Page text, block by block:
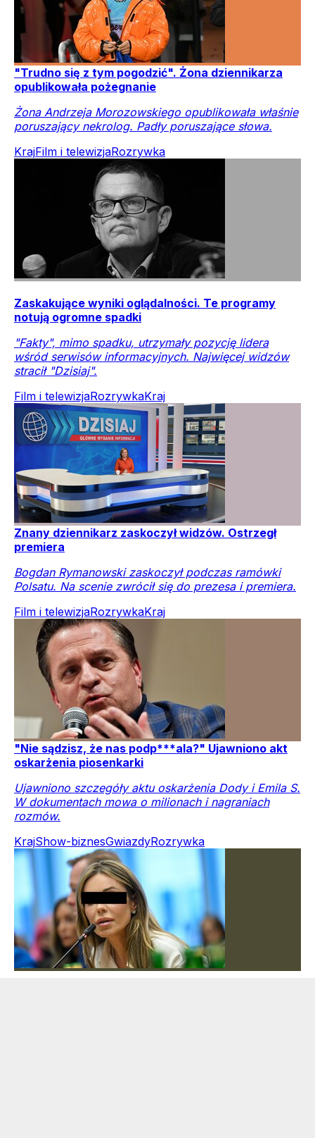
"Trudno się z tym pogodzić". Żona dziennikarza
opublikowała pożegnanie
Żona Andrzeja Morozowskiego opublikowała właśnie
poruszający nekrolog. Padły poruszające słowa.
KrajFilm i telewizjaRozrywka
Zaskakujące wyniki oglądalności. Te programy
notują ogromne spadki
"Fakty", mimo spadku, utrzymały pozycję lidera
wśród serwisów informacyjnych. Najwięcej widzów
stracił "Dzisiaj".
Film i telewizjaRozrywkaKraj
Znany dziennikarz zaskoczył widzów. Ostrzegł
premiera
Bogdan Rymanowski zaskoczył podczas ramówki
Polsatu. Na scenie zwrócił się do prezesa i premiera.
Film i telewizjaRozrywkaKraj
"Nie sądzisz, że nas podp***ala?" Ujawniono akt
oskarżenia piosenkarki
Ujawniono szczegóły aktu oskarżenia Dody i Emila S.
W dokumentach mowa o milionach i nagraniach
rozmów.
KrajShow-biznesGwiazdyRozrywka